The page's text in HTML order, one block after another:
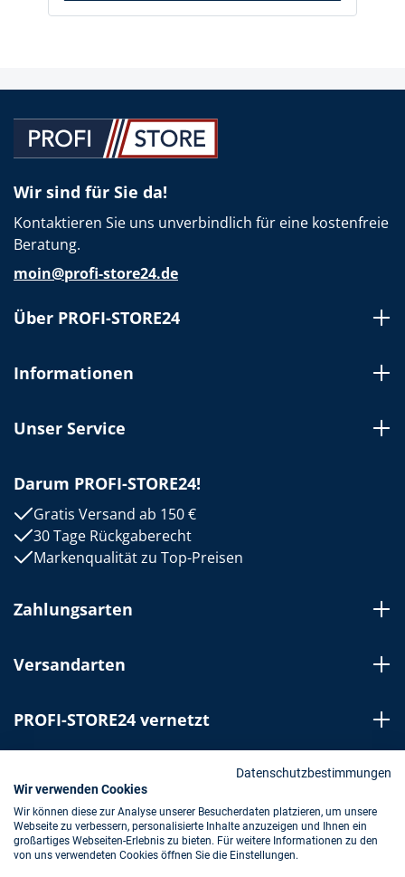
Wir sind für Sie da!
Kontaktieren Sie uns unverbindlich für eine kostenfreie
Beratung.
moin@profi-store24.de
Über PROFI-STORE24
Informationen
Unser Service
Darum PROFI-STORE24!
Gratis Versand ab 150 €
30 Tage Rückgaberecht
Markenqualität zu Top-Preisen
Zahlungsarten
Versandarten
PROFI-STORE24 vernetzt
Bestellung widerrufen
Impressum AGB Datenschutz
Datenschutzbestimmungen
Wir verwenden Cookies
Wir können diese zur Analyse unserer Besucherdaten platzieren, um unsere
Webseite zu verbessern, personalisierte Inhalte anzuzeigen und Ihnen ein
großartiges Webseiten-Erlebnis zu bieten. Für weitere Informationen zu den
von uns verwendeten Cookies öffnen Sie die Einstellungen.